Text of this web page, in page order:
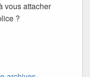
vous attacher
?